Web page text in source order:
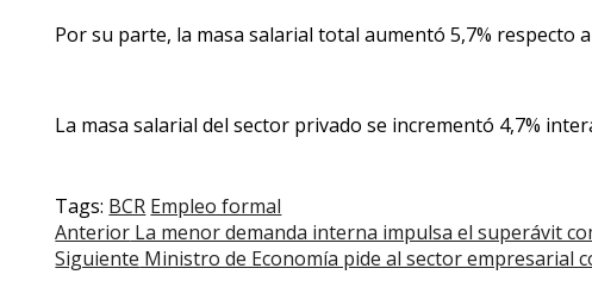
Por su parte, la masa salarial total aumentó 5,7% respecto
La masa salarial del sector privado se incrementó 4,7%
Tags: BCR Empleo formal
Post
navigation
Anterior La menor demanda interna impulsa el superávit
Siguiente Ministro de Economía pide al sector empresarial